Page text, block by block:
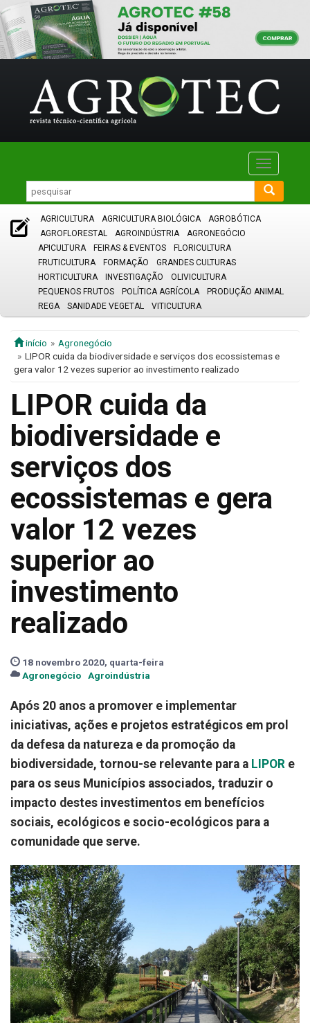
Toggle
AGRICULTURA AGRICULTURA BIOLÓGICA
AGROBÓTICA
AGROFLORESTAL
AGROINDÚSTRIA
AGRONEGÓCIO
APICULTURA
FEIRAS & EVENTOS
FLORICULTURA
FRUTICULTURA
FORMAÇÃO
GRANDES CULTURAS
HORTICULTURA
INVESTIGAÇÃO
OLIVICULTURA
PEQUENOS FRUTOS
POLÍTICA AGRÍCOLA
PRODUÇÃO ANIMAL
REGA
SANIDADE VEGETAL VITICULTURA
início
Agronegócio
LIPOR cuida da biodiversidade e serviços dos ecossistemas e
gera valor 12 vezes superior ao investimento realizado
LIPOR cuida da
biodiversidade e
serviços dos
ecossistemas e gera
valor 12 vezes
superior ao
investimento
realizado
18 novembro 2020, quarta-feira
Agronegócio
Agroindústria
Após 20 anos a promover e implementar
iniciativas, ações e projetos estratégicos em prol
da defesa da natureza e da promoção da
biodiversidade, tornou-se relevante para a LIPOR e
para os seus Municípios associados, traduzir o
impacto destes investimentos em benefícios
sociais, ecológicos e socio-ecológicos para a
comunidade que serve.